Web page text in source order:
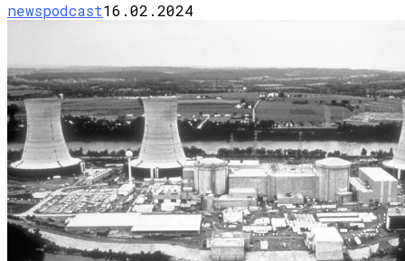
newspodcast16.02.2024